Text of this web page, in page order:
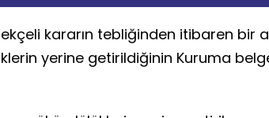
kararın tebliğinden itibaren bir
yerine getirildiğinin Kuruma